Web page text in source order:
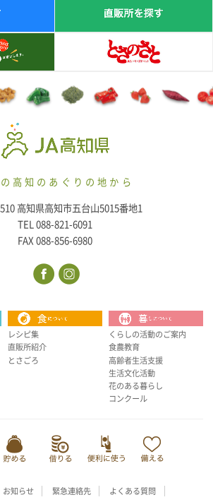
高知のあぐりの地から
高知県高知市五台山5015番地1
TEL 088-821-6091
FAX 088-856-6980
レシピ集
直販所紹介
とさごろ
くらしの活動のご案内
食農教育
高齢者生活支援
生活文化活動
花のある暮らし
コンクール
お知らせ 緊急連絡先 よくある質問